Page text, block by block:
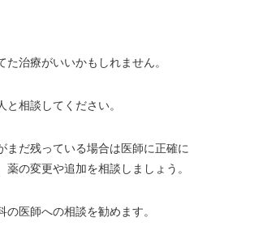
治療がいいかもしれません。
相談してください。
だ残っている場合は医師に正確に
の変更や追加を相談しましょう。
医師への相談を勧めます。